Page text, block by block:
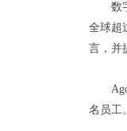
数
全球超
言，并
名员工